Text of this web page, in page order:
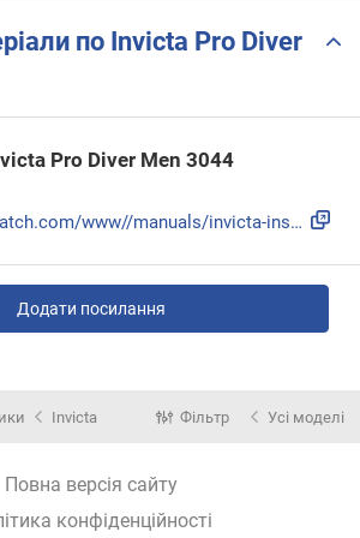
по Invicta Pro Diver
Pro Diver Men 3044
https://cdn.invictawatch.com/www//manuals/invicta-instructi...
Додати посилання
Invicta Фільтр Усі моделі
Повна версія сайту
конфіденційності